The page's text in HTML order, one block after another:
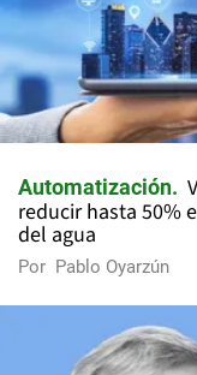
Automatización
reducir hasta 50%
del agua
Por Pablo Oyarzún